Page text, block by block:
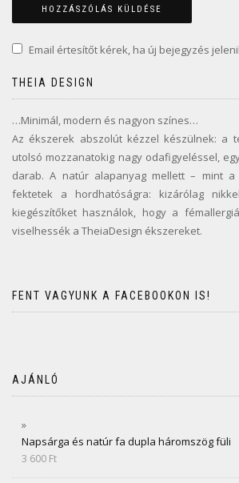
Email értesítőt kérek, ha új bejegyzés
THEIA DESIGN
…Minimál, modern és nagyon színes…
Az ékszerek abszolút kézzel készülnek: a
utolsó mozzanatokig nagy odafigyeléssel,
darab. A natúr alapanyag mellett – mint
fektetek a hordhatóságra: kizárólag
kiegészítőket használok, hogy a
viselhessék a TheiaDesign ékszereket.
FENT VAGYUNK A FACEBOOKON IS!
AJÁNLÓ
Napsárga és natúr fa dupla háromszög füli
3 600 Ft